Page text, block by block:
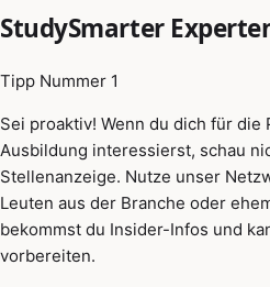
StudySmarter
Tipp Nummer 1
Sei proaktiv! Wenn du dich für
Ausbildung interessierst, schau
Stellenanzeige. Nutze unser
Leuten aus der Branche oder
bekommst du Insider-Infos und
vorbereiten.